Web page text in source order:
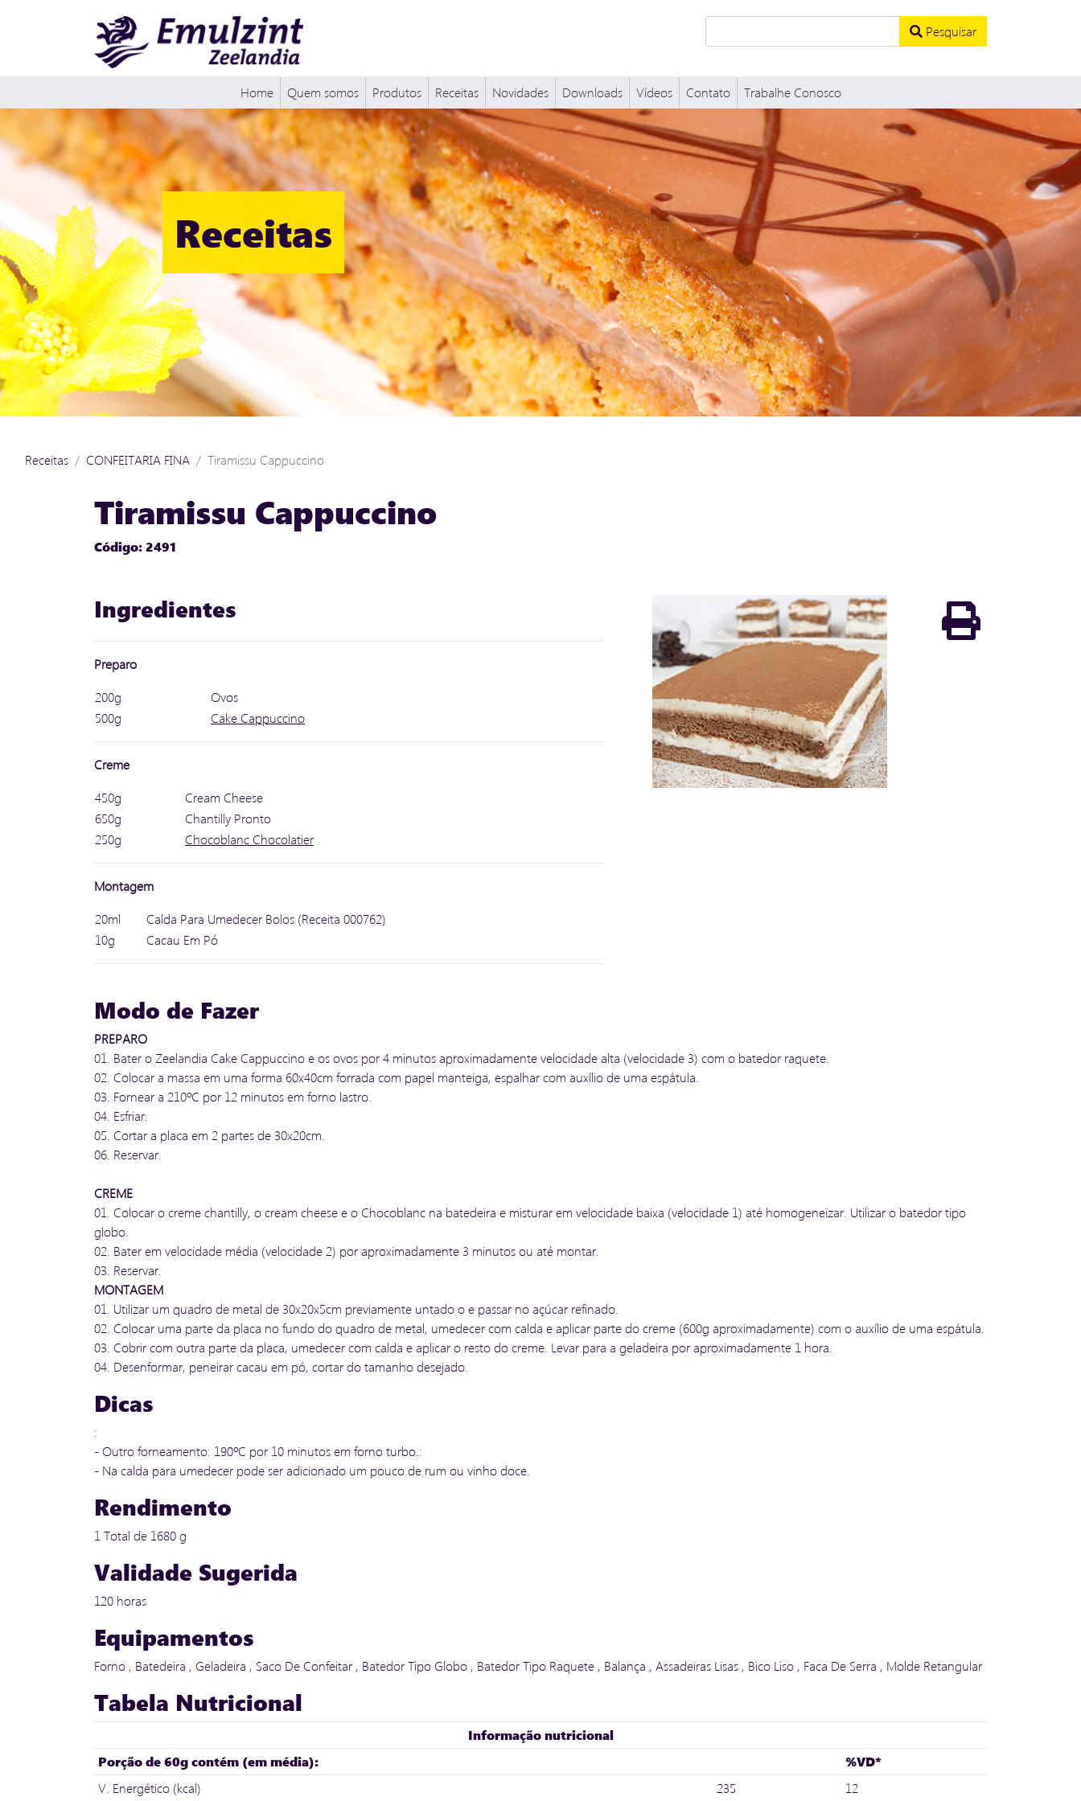
Pesquisar
Home Quem somos Produtos Receitas Novidades Downloads Vídeos Contato Trabalhe Conosco
Receitas
Receitas CONFEITARIA FINA Tiramissu Cappuccino
Tiramissu Cappuccino
Código: 2491
Ingredientes
Preparo
200g
Ovos
500g
Cake Cappuccino
Creme
450g
Cream Cheese
650g
Chantilly Pronto
250g
Chocoblanc Chocolatier
Montagem
20ml
Calda Para Umedecer Bolos (Receita 000762)
10g
Cacau Em Pó
Modo de Fazer
PREPARO
01. Bater o Zeelandia Cake Cappuccino e os ovos por 4 minutos aproximadamente velocidade alta (velocidade 3) com o batedor raquete.
02. Colocar a massa em uma forma 60x40cm forrada com papel manteiga, espalhar com auxílio de uma espátula.
03. Fornear a 210ºC por 12 minutos em forno lastro.
04. Esfriar.
05. Cortar a placa em 2 partes de 30x20cm.
06. Reservar.
CREME
01. Colocar o creme chantilly, o cream cheese e o Chocoblanc na batedeira e misturar em velocidade baixa (velocidade 1) até homogeneizar. Utilizar o batedor tipo
globo.
02. Bater em velocidade média (velocidade 2) por aproximadamente 3 minutos ou até montar.
03. Reservar.
MONTAGEM
01. Utilizar um quadro de metal de 30x20x5cm previamente untado o e passar no açúcar refinado.
02. Colocar uma parte da placa no fundo do quadro de metal, umedecer com calda e aplicar parte do creme (600g aproximadamente) com o auxílio de uma espátula.
03. Cobrir com outra parte da placa, umedecer com calda e aplicar o resto do creme. Levar para a geladeira por aproximadamente 1 hora.
04. Desenformar, peneirar cacau em pó, cortar do tamanho desejado.
Dicas
:
- Outro forneamento: 190ºC por 10 minutos em forno turbo.:
- Na calda para umedecer pode ser adicionado um pouco de rum ou vinho doce.
Rendimento
1 Total de 1680 g
Validade Sugerida
120 horas
Equipamentos
Forno , Batedeira , Geladeira , Saco De Confeitar , Batedor Tipo Globo , Batedor Tipo Raquete , Balança , Assadeiras Lisas , Bico Liso , Faca De Serra , Molde Retangular
Tabela Nutricional
Informação nutricional
Porção de 60g contém (em média):
%VD*
V. Energético (kcal)
235
12